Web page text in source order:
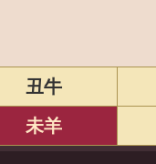
丑牛
未羊